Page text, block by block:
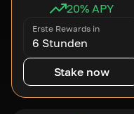
20% APY
Erste Rewards in
6 Stunden
Stake now